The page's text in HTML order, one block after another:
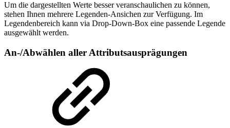
Um die dargestellten Werte besser veranschaulichen zu können,
stehen Ihnen mehrere Legenden-Ansichen zur Verfügung. Im
Legendenbereich kann via Drop-Down-Box eine passende Legende
ausgewählt werden.
An-/Abwählen aller Attributsausprägungen